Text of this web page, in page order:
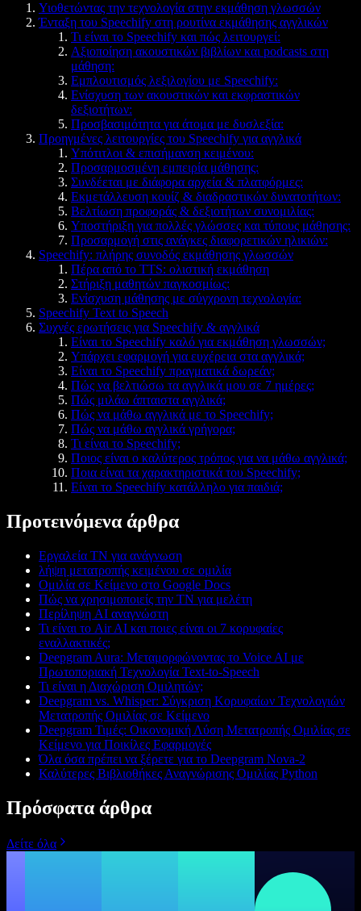
Υιοθετώντας την τεχνολογία στην εκμάθηση γλωσσών
Ένταξη του Speechify στη ρουτίνα εκμάθησης αγγλικών
Τι είναι το Speechify και πώς λειτουργεί:
Αξιοποίηση ακουστικών βιβλίων και podcasts στη
μάθηση:
Εμπλουτισμός λεξιλογίου με Speechify:
Ενίσχυση των ακουστικών και εκφραστικών
δεξιοτήτων:
Προσβασιμότητα για άτομα με δυσλεξία:
Προηγμένες λειτουργίες του Speechify για αγγλικά
Υπότιτλοι & επισήμανση κειμένου:
Προσαρμοσμένη εμπειρία μάθησης:
Συνδέεται με διάφορα αρχεία & πλατφόρμες:
Εκμετάλλευση κουίζ & διαδραστικών δυνατοτήτων:
Βελτίωση προφοράς & δεξιοτήτων συνομιλίας:
Υποστήριξη για πολλές γλώσσες και τύπους μάθησης:
Προσαρμογή στις ανάγκες διαφορετικών ηλικιών:
Speechify: πλήρης συνοδός εκμάθησης γλωσσών
Πέρα από το TTS: ολιστική εκμάθηση
Στήριξη μαθητών παγκοσμίως:
Ενίσχυση μάθησης με σύγχρονη τεχνολογία:
Speechify Text to Speech
Συχνές ερωτήσεις για Speechify & αγγλικά
Είναι το Speechify καλό για εκμάθηση γλωσσών;
Υπάρχει εφαρμογή για ευχέρεια στα αγγλικά;
Είναι το Speechify πραγματικά δωρεάν;
Πώς να βελτιώσω τα αγγλικά μου σε 7 ημέρες;
Πώς μιλάω άπταιστα αγγλικά;
Πώς να μάθω αγγλικά με το Speechify;
Πώς να μάθω αγγλικά γρήγορα;
Τι είναι το Speechify;
Ποιος είναι ο καλύτερος τρόπος για να μάθω αγγλικά;
Ποια είναι τα χαρακτηριστικά του Speechify;
Είναι το Speechify κατάλληλο για παιδιά;
Προτεινόμενα άρθρα
Εργαλεία ΤΝ για ανάγνωση
λήψη μετατροπής κειμένου σε ομιλία
Ομιλία σε Κείμενο στο Google Docs
Πώς να χρησιμοποιείς την ΤΝ για μελέτη
Περίληψη AI αναγνώστη
Τι είναι το Air AI και ποιες είναι οι 7 κορυφαίες
εναλλακτικές;
Deepgram Aura: Μεταμορφώνοντας το Voice AI με
Πρωτοποριακή Τεχνολογία Text-to-Speech
Τι είναι η Διαχώριση Ομιλητών;
Deepgram vs. Whisper: Σύγκριση Κορυφαίων Τεχνολογιών
Μετατροπής Ομιλίας σε Κείμενο
Deepgram Τιμές: Οικονομική Λύση Μετατροπής Ομιλίας σε
Κείμενο για Ποικίλες Εφαρμογές
Όλα όσα πρέπει να ξέρετε για το Deepgram Nova-2
Καλύτερες Βιβλιοθήκες Αναγνώρισης Ομιλίας Python
Πρόσφατα άρθρα
Δείτε όλα